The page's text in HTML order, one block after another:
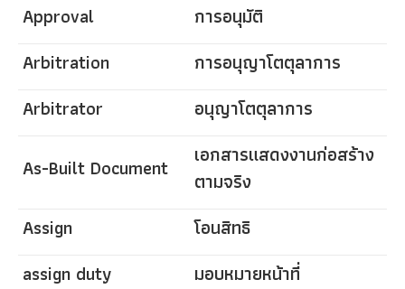
Approval
การอนุมัติ
Arbitration
การอนุญาโตตุลาการ
Arbitrator
อนุญาโตตุลาการ
As-Built Document
เอกสารแสดงงานก่อสร้าง
ตามจริง
Assign
โอนสิทธิ
assign duty
มอบหมายหน้าที่